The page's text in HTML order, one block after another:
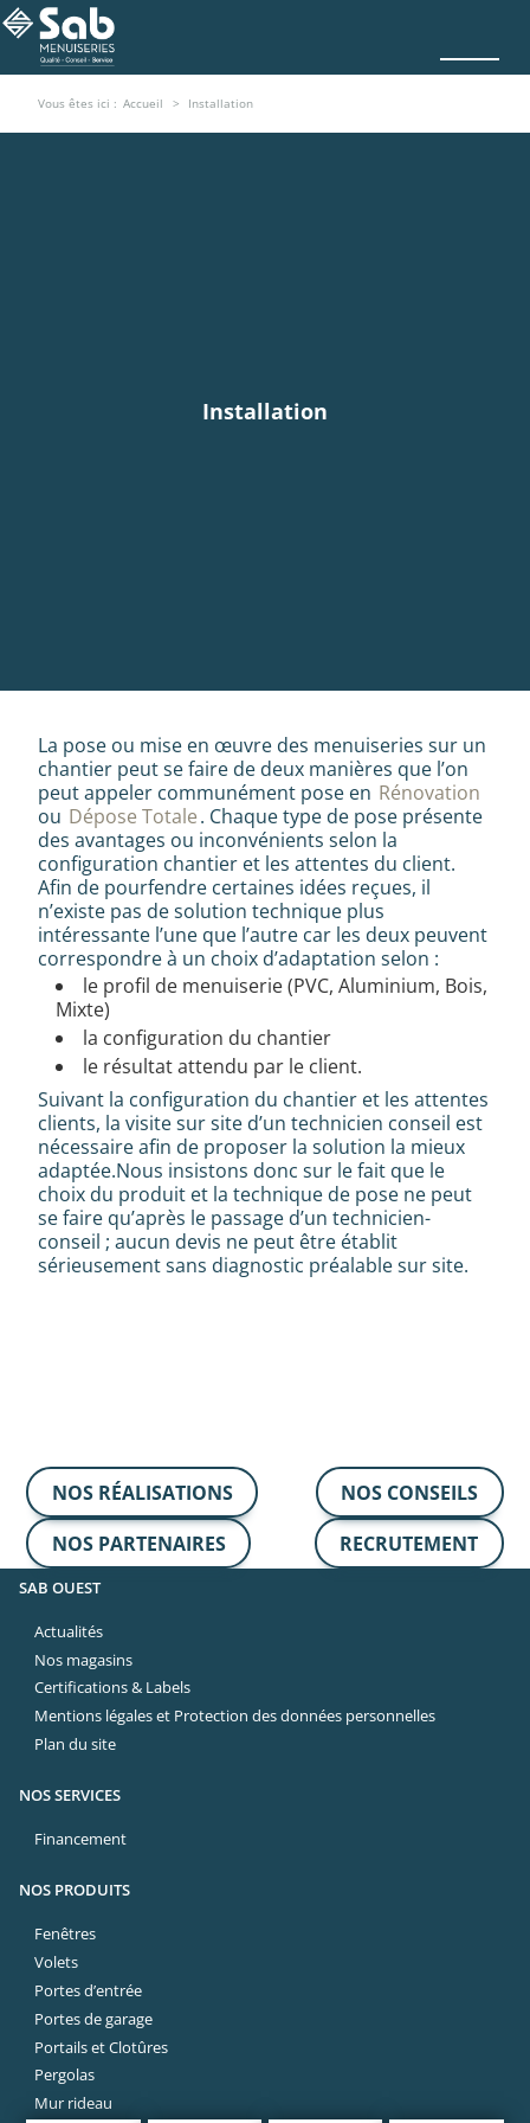
Vous êtes ici : Accueil Installation
Installation
La pose ou mise en œuvre des menuiseries sur un
chantier peut se faire de deux manières que l’on
peut appeler communément pose en Rénovation
ou Dépose Totale. Chaque type de pose présente
des avantages ou inconvénients selon la
configuration chantier et les attentes du client.
Afin de pourfendre certaines idées reçues, il
n’existe pas de solution technique plus
intéressante l’une que l’autre car les deux peuvent
correspondre à un choix d’adaptation selon :
le profil de menuiserie (PVC, Aluminium, Bois,
Mixte)
la configuration du chantier
le résultat attendu par le client.
Suivant la configuration du chantier et les attentes
clients, la visite sur site d’un technicien conseil est
nécessaire afin de proposer la solution la mieux
adaptée.Nous insistons donc sur le fait que le
choix du produit et la technique de pose ne peut
se faire qu’après le passage d’un technicien-
conseil ; aucun devis ne peut être établit
sérieusement sans diagnostic préalable sur site.
NOS RÉALISATIONS
NOS CONSEILS
NOS PARTENAIRES
RECRUTEMENT
SAB OUEST
Actualités
Nos magasins
Certifications & Labels
Mentions légales et Protection des données personnelles
Plan du site
NOS SERVICES
Financement
NOS PRODUITS
Fenêtres
Volets
Portes d’entrée
Portes de garage
Portails et Clotûres
Pergolas
Mur rideau